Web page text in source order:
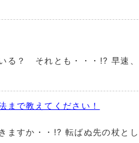
る？ それとも・・・!? 早速、
まで教えてください！
ますか・・!? 転ばぬ先の杖とし